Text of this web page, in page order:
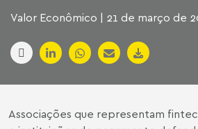
Valor Econômico | 21 de março de
Associações que representam